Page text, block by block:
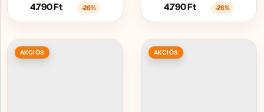
4.790Ft -26% 4.790Ft -26%
AKCIÓS AKCIÓS